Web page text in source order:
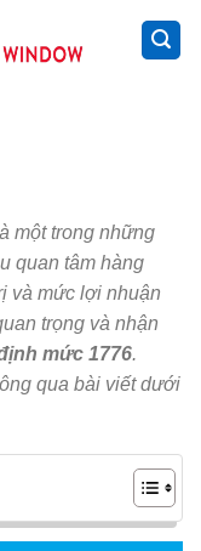
một trong những
quan tâm hàng
và mức lợi nhuận
trọng và nhận
mức 1776.
qua bài viết dưới